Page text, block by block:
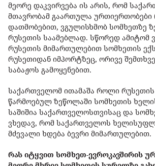
მეორე დაკვირვება ის არის, რომ
მთავრობამ გაართულა ურთიერთობები
დათმობებით, ვგულისხმობ სომხეთზე
რუსეთის საამებლად. სწორედ ამიტომ
რუსეთის მიმართულებით სომხეთის
რუსეთიდან იმპორტზეც, ორივე
საბაჟოს გამოყენებით.
საქართველომ ითამაშა როლი რუსეთის
წარმოებულ ზეწოლაში სომხეთის
საშიშია საქართველოსთვისაც და
ვხედავ, რომ საქართველოს
მძევალი ხდება ბევრი მიმართულებით.
რას იტყვით სომხეთ-ევროკავშირის